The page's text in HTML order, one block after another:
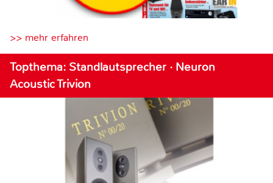
>> mehr erfahren
Topthema: Standlautsprecher · Neuron
Acoustic Trivion